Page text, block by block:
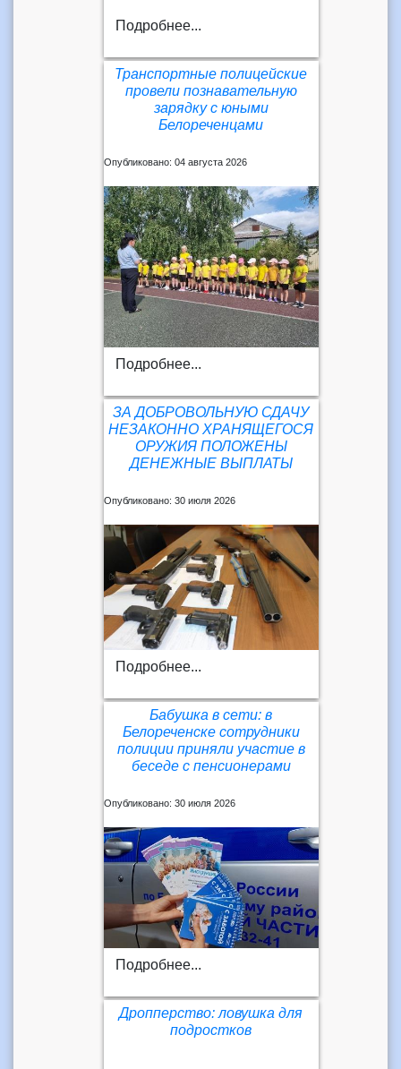
Подробнее...
Транспортные полицейские
провели познавательную
зарядку с юными
Белореченцами
Опубликовано: 04 августа 2026
Подробнее...
ЗА ДОБРОВОЛЬНУЮ СДАЧУ
НЕЗАКОННО ХРАНЯЩЕГОСЯ
ОРУЖИЯ ПОЛОЖЕНЫ
ДЕНЕЖНЫЕ ВЫПЛАТЫ
Опубликовано: 30 июля 2026
Подробнее...
Бабушка в сети: в
Белореченске сотрудники
полиции приняли участие в
беседе с пенсионерами
Опубликовано: 30 июля 2026
Подробнее...
Дропперство: ловушка для
подростков